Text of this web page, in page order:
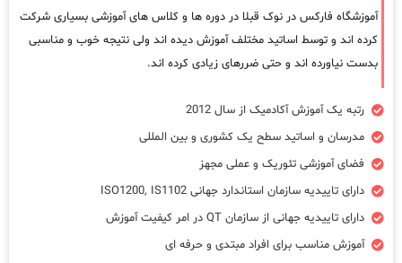
آموزشگاه فارکس در نوک قبلا در دوره ها و کلاس های آموزشی بسیاری شرکت
کرده اند و توسط اساتید مختلف آموزش دیده اند ولی نتیجه خوب و مناسبی
بدست نیاورده اند و حتی ضررهای زیادی کرده اند.
رتبه یک آموزش آکادمیک از سال 2012
مدرسان و اساتید سطح یک کشوری و بین المللی
فضای آموزشی تئوریک و عملی مجهز
دارای تاییدیه سازمان استاندارد جهانی ISO1200, IS1102
دارای تاییدیه جهانی از سازمان QT در امر کیفیت آموزش
آموزش مناسب برای افراد مبتدی و حرفه ای